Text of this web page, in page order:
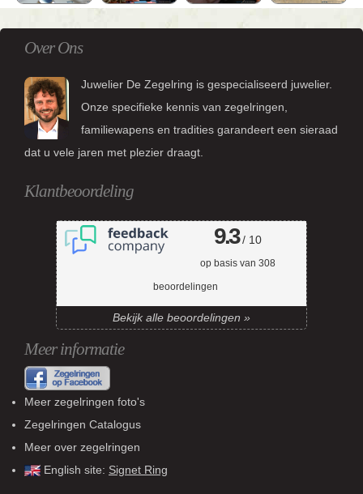
Over Ons
Juwelier De Zegelring is gespecialiseerd juwelier.
Onze specifieke kennis van zegelringen,
familiewapens en tradities garandeert een sieraad
dat u vele jaren met plezier draagt.
Klantbeoordeling
9.3/ 10
op basis van 308
beoordelingen
Bekijk alle beoordelingen »
Meer informatie
Meer zegelringen foto's
Zegelringen Catalogus
Meer over zegelringen
English site: Signet Ring